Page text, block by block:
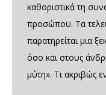
καθοριστικά τη
προσώπου. Τα
παρατηρείται μια
όσο και στους
μύτη». Τι ακριβώς